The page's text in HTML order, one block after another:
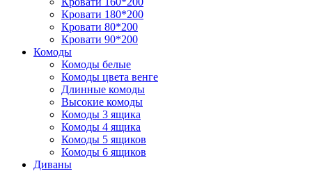
Кровати 180*200
Кровати 80*200
Кровати 90*200
Комоды
Комоды белые
Комоды цвета венге
Длинные комоды
Высокие комоды
Комоды 3 ящика
Комоды 4 ящика
Комоды 5 ящиков
Комоды 6 ящиков
Диваны